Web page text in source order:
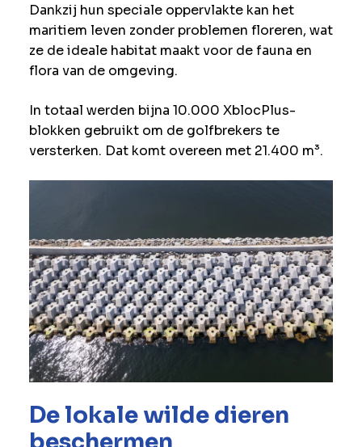
Dankzij hun speciale oppervlakte kan het
maritiem leven zonder problemen floreren, wat
ze de ideale habitat maakt voor de fauna en
flora van de omgeving.
In totaal werden bijna 10.000 XblocPlus-
blokken gebruikt om de golfbrekers te
versterken. Dat komt overeen met 21.400 m³.
De lokale wilde dieren